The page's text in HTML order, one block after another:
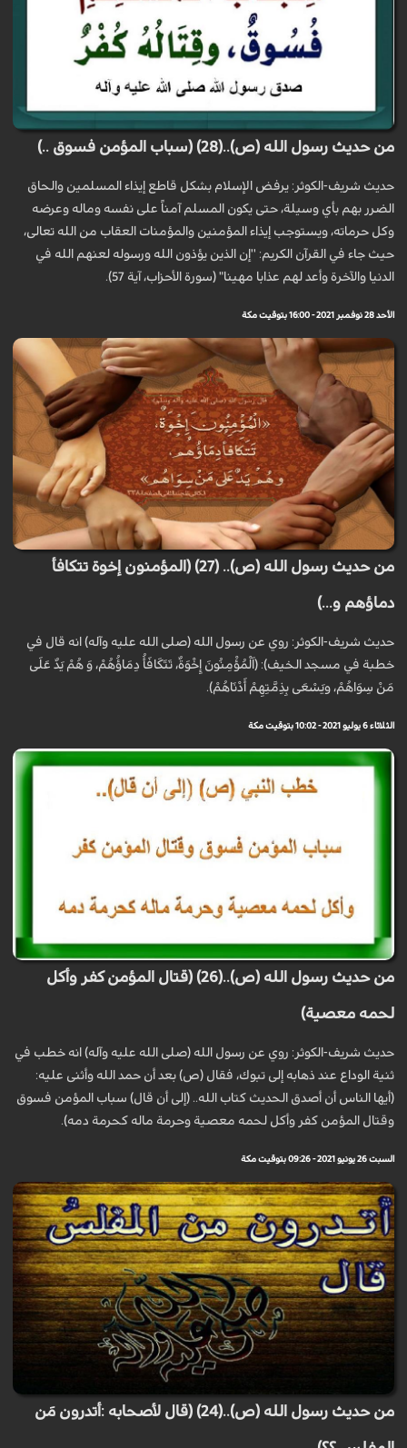
من حديث رسول الله (ص)..(28) (سباب المؤمن فسوق ..)
حديث شريف-الكوثر: يرفض الإسلام بشكل قاطع إيذاء المسلمين والحاق
الضرر بهم بأي وسيلة، حتى يكون المسلم آمناً على نفسه وماله وعرضه
وكل حرماته، ويستوجب إيذاء المؤمنين والمؤمنات العقاب من الله تعالى،
حيث جاء في القرآن الكريم: ''إن الذين يؤذون الله ورسوله لعنهم الله في
الدنيا والآخرة وأعد لهم عذابا مهينا" (سورة الأحزاب، آیة 57).
الأحد 28 نوفمبر 2021 - 16:00 بتوقيت مكة
من حديث رسول الله (ص).. (27) (المؤمنون إخوة تتكافأ
دماؤهم و...)
حديث شريف-الكوثر: روي عن رسول الله (صلى الله عليه وآله) انه قال في
خطبة في مسجد الخيف): (اَلْمُؤْمِنُونَ إِخْوَةٌ، تَتَكَافَأُ دِمَاؤُهُمْ، وَ هُمْ يَدٌ عَلَى
مَنْ سِوَاهُمْ، ويَسْعَى بِذِمَّتِهِمْ أَدْنَاهُمْ).
الثلاثاء 6 يوليو 2021 - 10:02 بتوقيت مكة
من حديث رسول الله (ص)..(26) (قتال المؤمن كفر وأكل
لحمه معصية)
حديث شريف-الكوثر: روي عن رسول الله (صلى الله عليه وآله) انه خطب في
ثنية الوداع عند ذهابه إلى تبوك، فقال (ص) بعد أن حمد الله وأثنى عليه:
(أيها الناس أن أصدق الحديث كتاب الله.. (إلى أن قال) سباب المؤمن فسوق
وقتال المؤمن كفر وأكل لحمه معصية وحرمة ماله كحرمة دمه).
السبت 26 يونيو 2021 - 09:26 بتوقيت مكة
من حديث رسول الله (ص)..(24) (قال لأصحابه :أتدرون مَن